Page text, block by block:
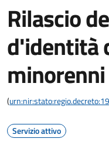
Rilascio
d'identità
minorenni
(
Servizio attivo